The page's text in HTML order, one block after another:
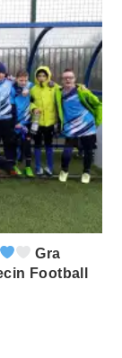
Gra
Football